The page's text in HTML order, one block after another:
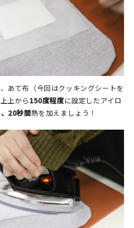
あて布（今回はクッキングシートを
上から 150度程度に設定したアイロ
20秒間熱を加えましょう！